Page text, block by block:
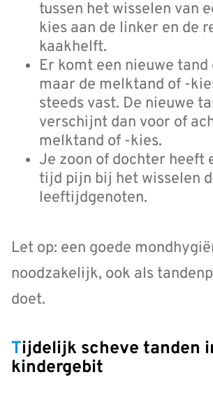
tussen het wisselen van
kies aan de linker en de
kaakhelft.
Er komt een nieuwe tand
maar de melktand of -
steeds vast. De nieuwe
verschijnt dan voor of
melktand of -kies.
Je zoon of dochter heeft
tijd pijn bij het wisselen
leeftijdgenoten.
Let op: een goede
noodzakelijk, ook als
doet.
Tijdelijk scheve tanden in het
kindergebit